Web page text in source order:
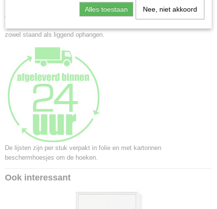
Achterwand voorzien van standaard t/m formaat 20x30cm.
zowel staand als liggend ophangen.
De lijsten zijn per stuk verpakt in folie en met kartonnen
beschermhoesjes om de hoeken.
Ook interessant
Alles toestaan Nee, niet akkoord